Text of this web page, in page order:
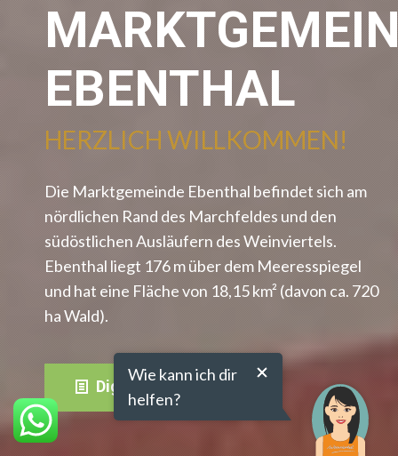
EBENTHAL
HERZLICH WILLKOMMEN!
Die Marktgemeinde Ebenthal befindet sich am
nördlichen Rand des Marchfeldes und den
südöstlichen Ausläufern des Weinviertels.
Ebenthal liegt 176 m über dem Meeresspiegel
und hat eine Fläche von 18,15 km² (davon ca. 720
ha Wald).
Digitale Amtstafel
Wie kann ich dir
helfen?